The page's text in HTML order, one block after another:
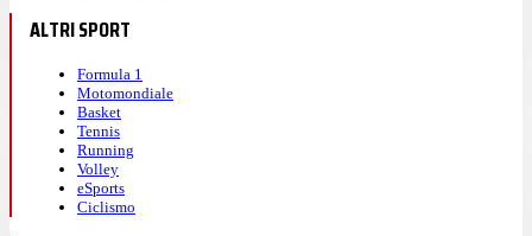
ALTRI SPORT
Formula 1
Motomondiale
Basket
Tennis
Running
Volley
eSports
Ciclismo